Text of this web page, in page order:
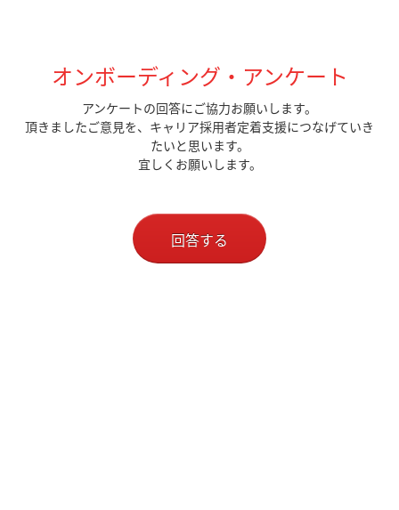
オンボーディング・アンケート
アンケートの回答にご協力お願いします。
頂きましたご意見を、キャリア採用者定着支援につなげていき
たいと思います。
宜しくお願いします。
回答する